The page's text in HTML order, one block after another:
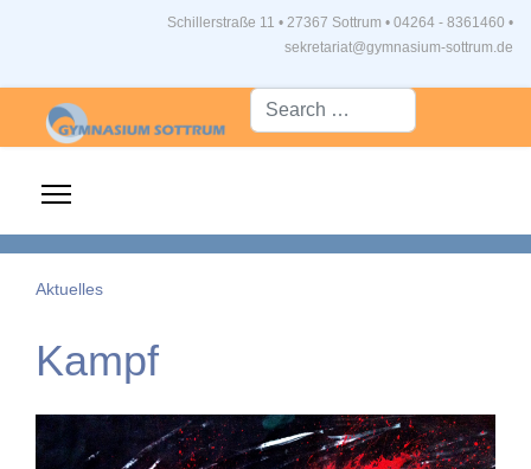
Schillerstraße 11 • 27367 Sottrum • 04264 - 8361460 •
sekretariat@gymnasium-sottrum.de
Suche...
Aktuelles
Kampf